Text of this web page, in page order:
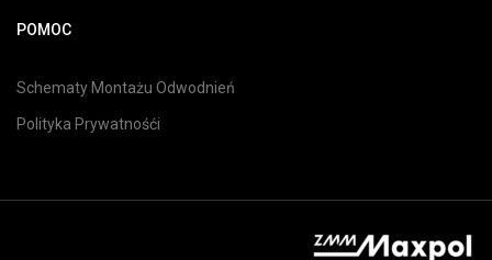
POMOC
Schematy Montażu Odwodnień
Polityka Prywatnośći